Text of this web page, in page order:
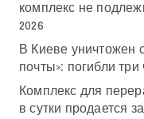
комплекс не
2026
В Киеве уничтожен
почты»: погибли
Комплекс для
в сутки продается